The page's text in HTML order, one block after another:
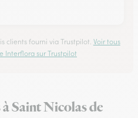
clients fourni via Trustpilot. Voir tous
Interflora sur Trustpilot
Saint Nicolas de